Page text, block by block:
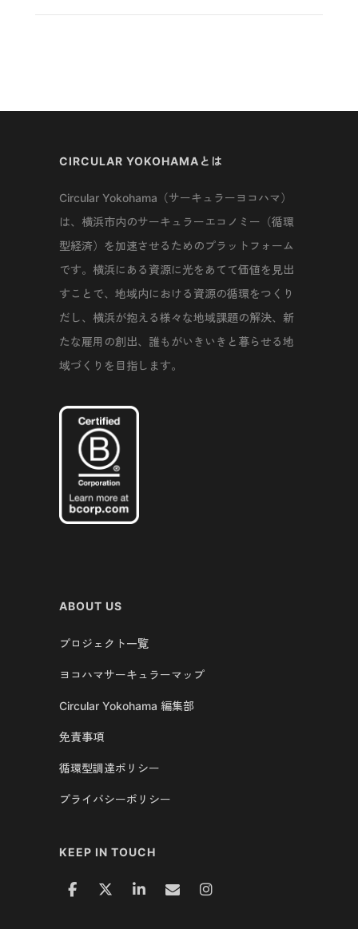
CIRCULAR YOKOHAMAとは
Circular Yokohama（サーキュラーヨコハマ）
は、横浜市内のサーキュラーエコノミー（循環
型経済）を加速させるためのプラットフォーム
です。横浜にある資源に光をあてて価値を見出
すことで、地域内における資源の循環をつくり
だし、横浜が抱える様々な地域課題の解決、新
たな雇用の創出、誰もがいきいきと暮らせる地
域づくりを目指します。
ABOUT US
プロジェクト一覧
ヨコハマサーキュラーマップ
Circular Yokohama 編集部
免責事項
循環型調達ポリシー
プライバシーポリシー
KEEP IN TOUCH